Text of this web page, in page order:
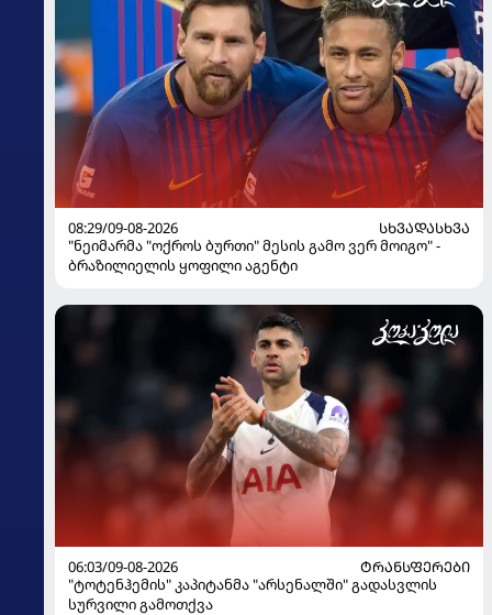
08:29/09-08-2026
ᲡᲮᲕᲐᲓᲐᲡᲮᲕᲐ
"ნეიმარმა "ოქროს ბურთი" მესის გამო ვერ მოიგო" -
ბრაზილიელის ყოფილი აგენტი
06:03/09-08-2026
ᲢᲠᲐᲜᲡᲤᲔᲠᲔᲑᲘ
"ტოტენჰემის" კაპიტანმა "არსენალში" გადასვლის
სურვილი გამოთქვა